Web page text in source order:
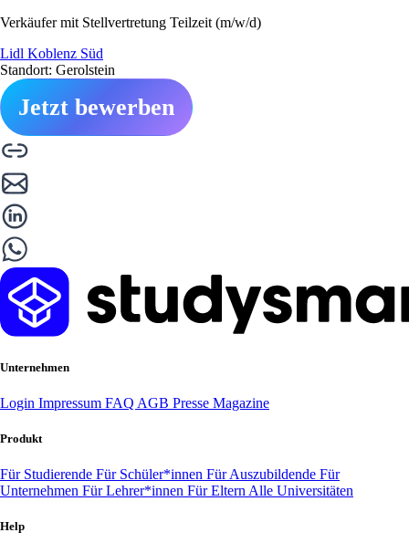
Verkäufer mit Stellvertretung Teilzeit (m/w/d)
Lidl Koblenz Süd
Standort: Gerolstein
Jetzt bewerben
Unternehmen
Login Impressum FAQ AGB Presse Magazine
Produkt
Für Studierende Für Schüler*innen Für Auszubildende Für
Unternehmen Für Lehrer*innen Für Eltern Alle Universitäten
Help